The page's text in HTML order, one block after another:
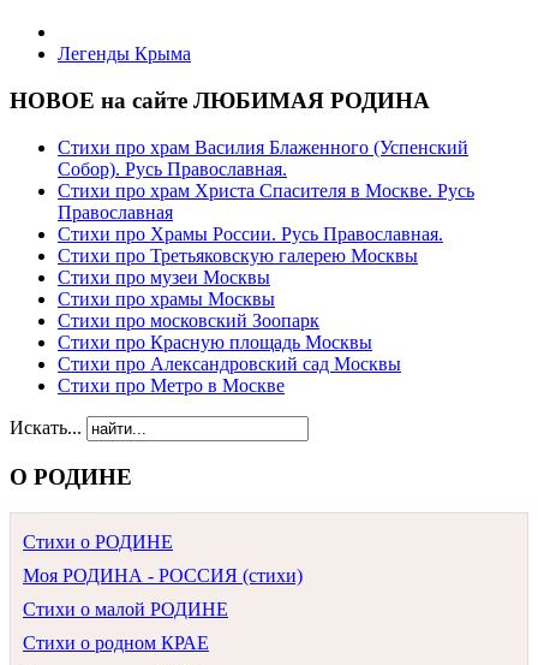
Легенды Крыма
НОВОЕ на сайте ЛЮБИМАЯ РОДИНА
Стихи про храм Василия Блаженного (Успенский
Собор). Русь Православная.
Стихи про храм Христа Спасителя в Москве. Русь
Православная
Стихи про Храмы России. Русь Православная.
Стихи про Третьяковскую галерею Москвы
Стихи про музеи Москвы
Стихи про храмы Москвы
Стихи про московский Зоопарк
Стихи про Красную площадь Москвы
Стихи про Александровский сад Москвы
Стихи про Метро в Москве
Искать...
О РОДИНЕ
Стихи о РОДИНЕ
Моя РОДИНА - РОССИЯ (стихи)
Стихи о малой РОДИНЕ
Стихи о родном КРАЕ